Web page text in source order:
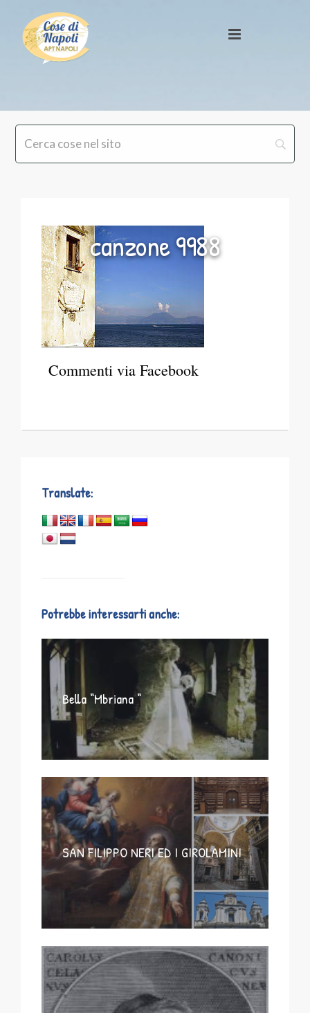
canzone 9988
Commenti via Facebook
Translate:
Potrebbe interessarti anche:
Bella “Mbriana “
SAN FILIPPO NERI ED I GIROLAMINI